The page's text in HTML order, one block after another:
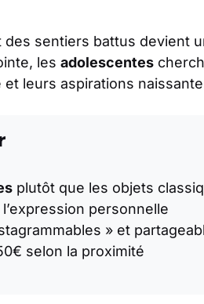
sentiers battus devient
les adolescentes
leurs aspirations
plutôt que les objets
l’expression personnelle
» et
selon la proximité